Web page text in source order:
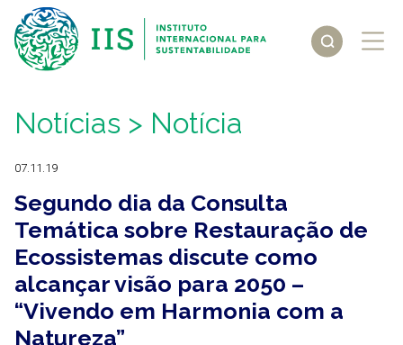
Notícias > Notícia
07.11.19
Segundo dia da Consulta
Temática sobre Restauração de
Ecossistemas discute como
alcançar visão para 2050 –
“Vivendo em Harmonia com a
Natureza”